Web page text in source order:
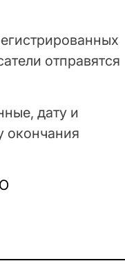
отправятся
дату и
окончания